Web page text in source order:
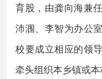
育股，由龚向海兼
沛涠、李智为办公
校要成立相应的领
牵头组织本乡镇或本